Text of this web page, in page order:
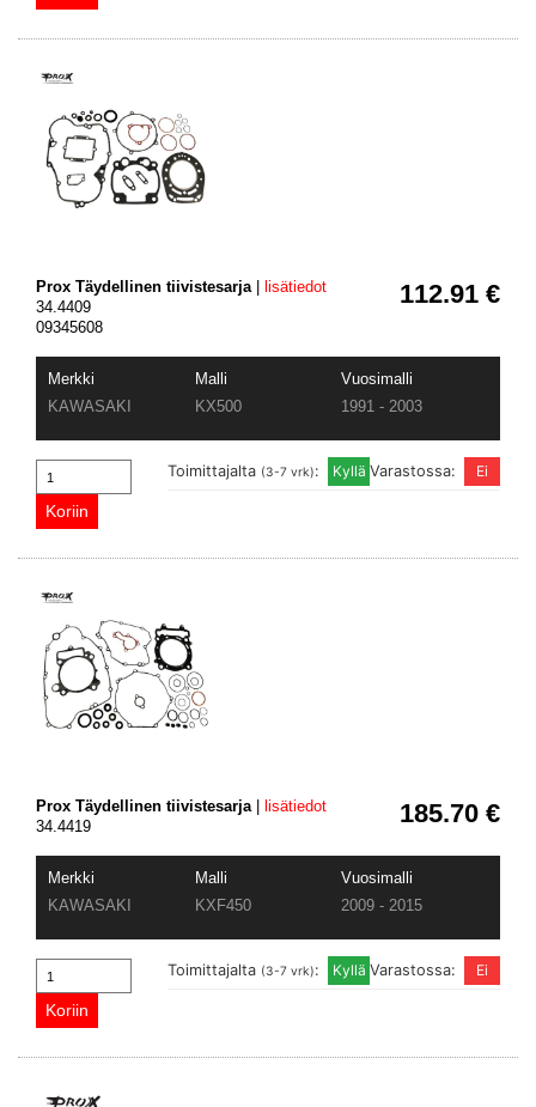
112.91 €
Prox Täydellinen tiivistesarja|
lisätiedot
34.4409
09345608
Merkki Malli
Vuosimalli
KAWASAKI
KX500 1991 - 2003
Varastossa:
Toimittajalta (3-7 vrk):
185.70 €
Prox Täydellinen tiivistesarja|
lisätiedot
34.4419
Merkki Malli
Vuosimalli
KAWASAKI
KXF450 2009 - 2015
Varastossa:
Toimittajalta (3-7 vrk):